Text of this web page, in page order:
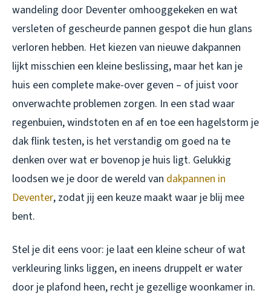
wandeling door Deventer omhooggekeken en wat
versleten of gescheurde pannen gespot die hun glans
verloren hebben. Het kiezen van nieuwe dakpannen
lijkt misschien een kleine beslissing, maar het kan je
huis een complete make-over geven – of juist voor
onverwachte problemen zorgen. In een stad waar
regenbuien, windstoten en af en toe een hagelstorm je
dak flink testen, is het verstandig om goed na te
denken over wat er bovenop je huis ligt. Gelukkig
loodsen we je door de wereld van dakpannen in
Deventer, zodat jij een keuze maakt waar je blij mee
bent.
Stel je dit eens voor: je laat een kleine scheur of wat
verkleuring links liggen, en ineens druppelt er water
door je plafond heen, recht je gezellige woonkamer in.